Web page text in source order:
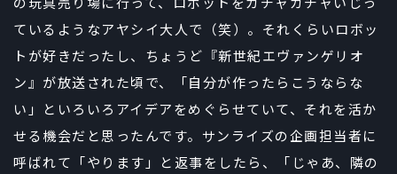
の玩具売り場に行って、ロボットをガチャガチャいじっ
ているようなアヤシイ大人で（笑）。それくらいロボッ
トが好きだったし、ちょうど『新世紀エヴァンゲリオ
ン』が放送された頃で、「自分が作ったらこうならな
い」といろいろアイデアをめぐらせていて、それを活か
せる機会だと思ったんです。サンライズの企画担当者に
呼ばれて「やります」と返事をしたら、「じゃあ、隣の